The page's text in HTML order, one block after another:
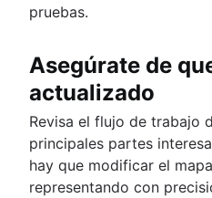
pruebas.
Asegúrate de
actualizado
Revisa el flujo de trabajo
principales partes
hay que modificar el
representando con